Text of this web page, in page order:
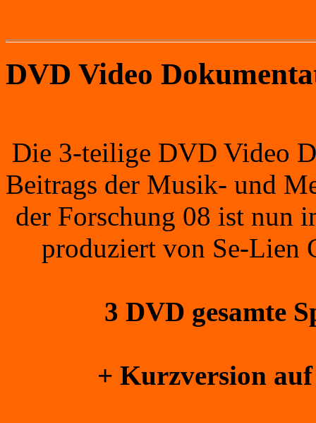
DVD Video
Die 3-teilige DVD Video
Beitrags der Musik- und
der Forschung 08 ist nun
produziert von Se-Lien
3 DVD gesamte
+ Kurzversion